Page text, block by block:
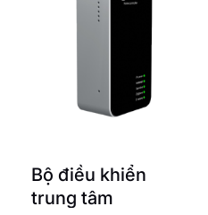
Bộ điều khiển
trung tâm